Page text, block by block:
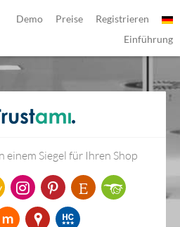
Registrieren
Preise
Demo
Einführung
einem Siegel für Ihren Shop